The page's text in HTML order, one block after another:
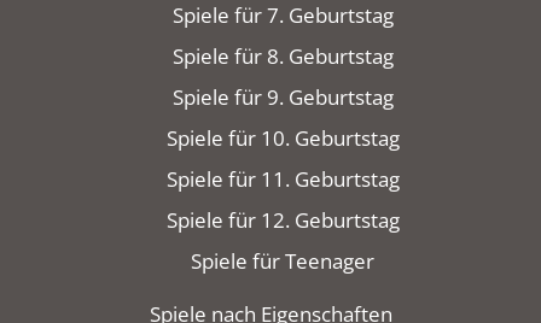
Spiele für 7. Geburtstag
Spiele für 8. Geburtstag
Spiele für 9. Geburtstag
Spiele für 10. Geburtstag
Spiele für 11. Geburtstag
Spiele für 12. Geburtstag
Spiele für Teenager
Spiele nach Eigenschaften